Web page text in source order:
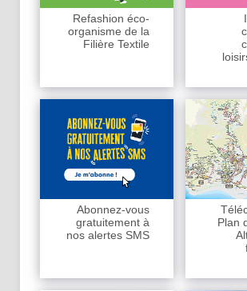
Refashion éco-
organisme de la
Filière Textile
Abonnez-vous
gratuitement à
nos alertes SMS
Plan